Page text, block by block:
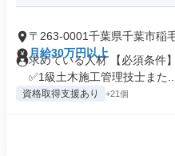
〒263-0001千葉県千葉市稲
月給30万円以上
求めている人材 【必須条件
✅1級土木施工管理技士また...
資格取得支援あり +21個